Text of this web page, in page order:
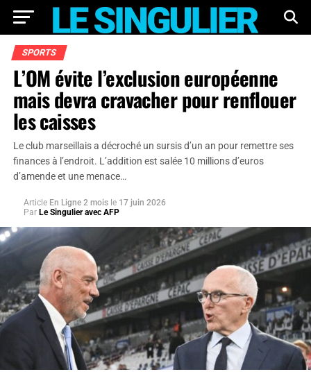
SPORTS
L’OM évite l’exclusion européenne
mais devra cravacher pour renflouer
les caisses
Le club marseillais a décroché un sursis d’un an pour remettre ses
finances à l’endroit. L’addition est salée 10 millions d’euros
d’amende et une menace…
Article En Ligne 2 mois le 17 juin 2026
Par Le Singulier avec AFP